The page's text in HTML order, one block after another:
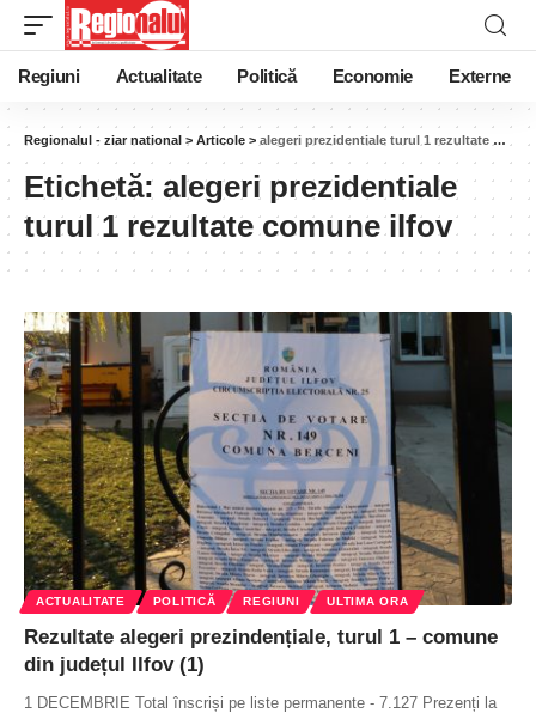
Regiuni Actualitate Politică Economie Externe
Regionalul - ziar national > Articole > alegeri prezidentiale turul 1 rezultate comune ilfov
Etichetă: alegeri prezidentiale
turul 1 rezultate comune ilfov
ACTUALITATE POLITICĂ REGIUNI ULTIMA ORA
Rezultate alegeri prezindențiale, turul 1 – comune
din județul Ilfov (1)
1 DECEMBRIE Total înscriși pe liste permanente - 7.127 Prezenți la